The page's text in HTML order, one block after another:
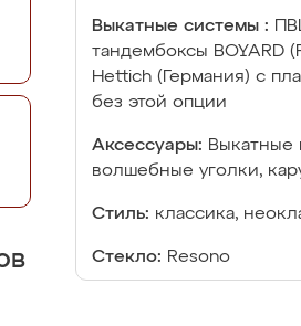
Выкатные системы :
тандембоксы BOYARD
Hettich (Германия) с
без этой опции
Аксессуары: Выкатные
волшебные уголки,
Стиль: классика,
Стекло: Resono